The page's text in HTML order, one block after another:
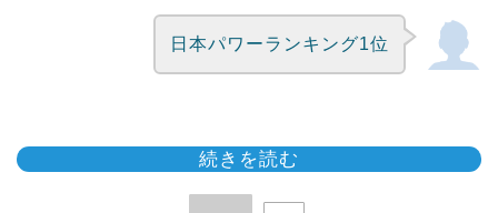
日本パワーランキング1位
続きを読む